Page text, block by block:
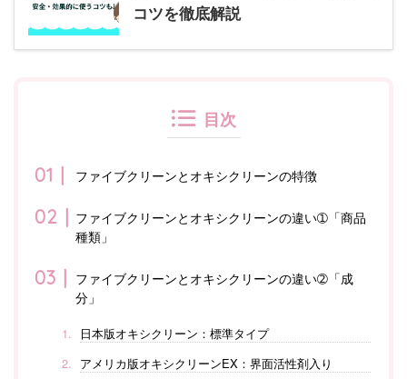
コツを徹底解説
目次
ファイブクリーンとオキシクリーンの特徴
ファイブクリーンとオキシクリーンの違い➀「商品
種類」
ファイブクリーンとオキシクリーンの違い➁「成
分」
日本版オキシクリーン：標準タイプ
アメリカ版オキシクリーンEX：界面活性剤入り